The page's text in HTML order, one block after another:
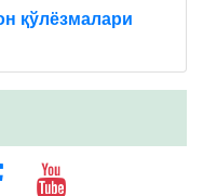
қўлёзмалари